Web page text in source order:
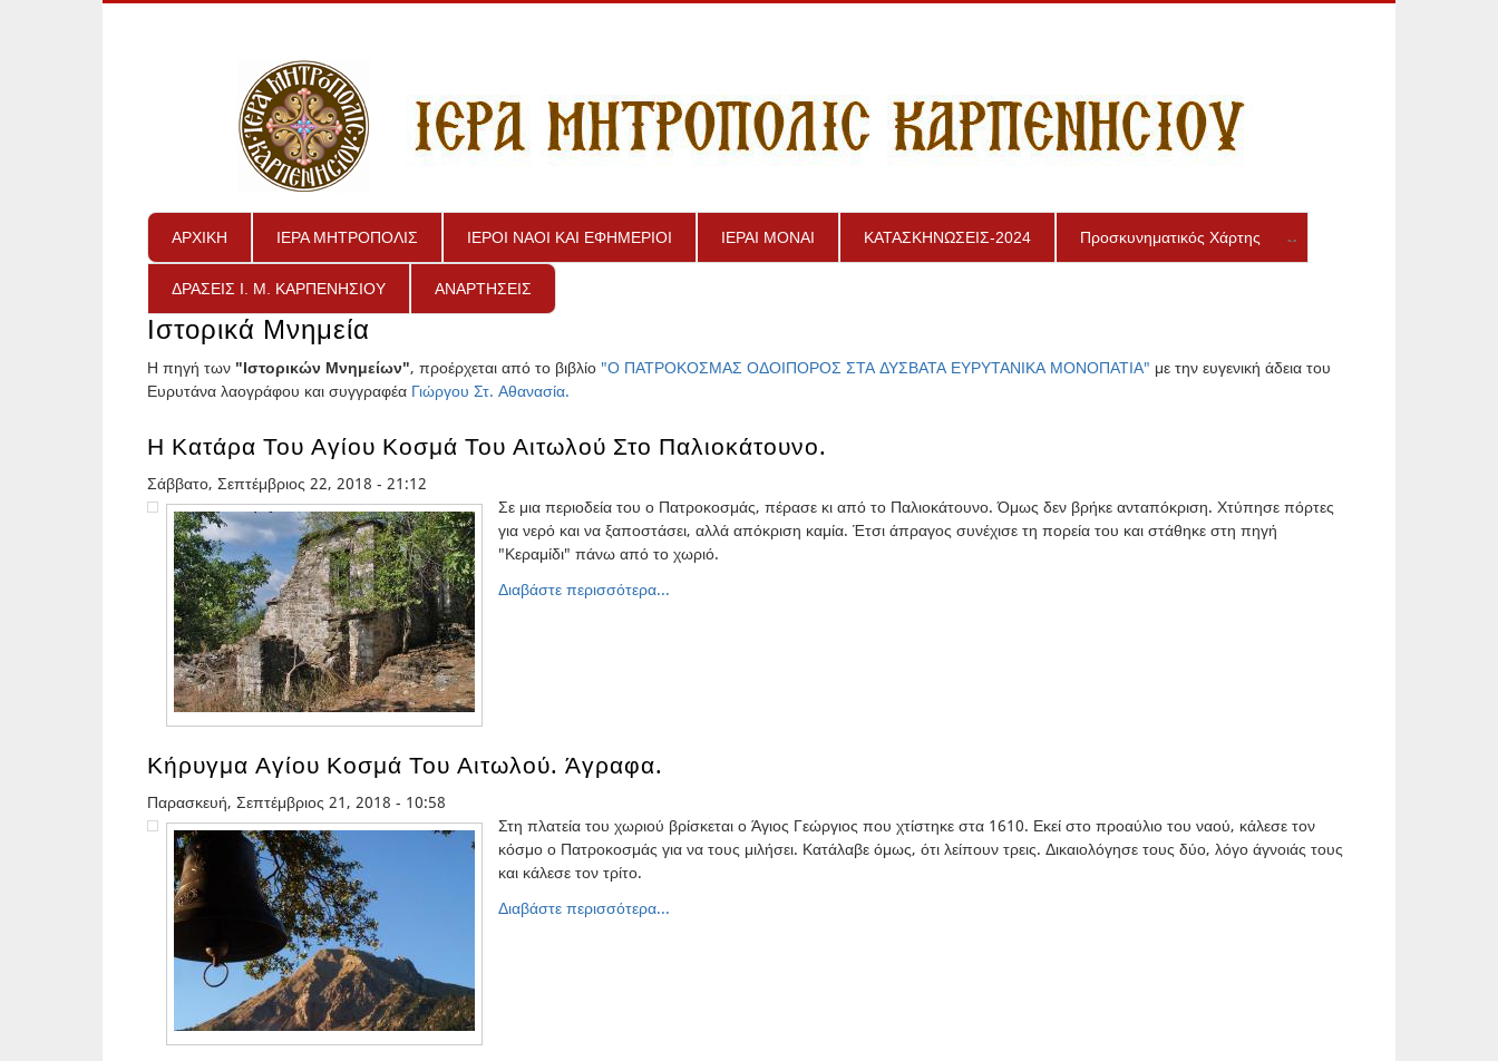
ΑΡΧΙΚΗ ΙΕΡΑ ΜΗΤΡΟΠΟΛΙΣ ΙΕΡΟΙ ΝΑΟΙ ΚΑΙ ΕΦΗΜΕΡΙΟΙ ΙΕΡΑΙ ΜΟΝΑΙ ΚΑΤΑΣΚΗΝΩΣΕΙΣ-2024 Προσκυνηματικός Χάρτης
ΔΡΑΣΕΙΣ Ι. Μ. ΚΑΡΠΕΝΗΣΙΟΥ ΑΝΑΡΤΗΣΕΙΣ
Ιστορικά Μνημεία
Η πηγή των "Ιστορικών Μνημείων", προέρχεται από το βιβλίο "Ο ΠΑΤΡΟΚΟΣΜΑΣ ΟΔΟΙΠΟΡΟΣ ΣΤΑ ΔΥΣΒΑΤΑ ΕΥΡΥΤΑΝΙΚΑ ΜΟΝΟΠΑΤΙΑ" με την ευγενική άδεια του
Ευρυτάνα λαογράφου και συγγραφέα Γιώργου Στ. Αθανασία.
Η Κατάρα Του Αγίου Κοσμά Του Αιτωλού Στο Παλιοκάτουνο.
Σάββατο, Σεπτέμβριος 22, 2018 - 21:12
Σε μια περιοδεία του ο Πατροκοσμάς, πέρασε κι από το Παλιοκάτουνο. Όμως δεν βρήκε ανταπόκριση. Χτύπησε πόρτες
για νερό και να ξαποστάσει, αλλά απόκριση καμία. Έτσι άπραγος συνέχισε τη πορεία του και στάθηκε στη πηγή
"Κεραμίδι" πάνω από το χωριό.
Διαβάστε περισσότερα...
Κήρυγμα Αγίου Κοσμά Του Αιτωλού. Άγραφα.
Παρασκευή, Σεπτέμβριος 21, 2018 - 10:58
Στη πλατεία του χωριού βρίσκεται ο Άγιος Γεώργιος που χτίστηκε στα 1610. Εκεί στο προαύλιο του ναού, κάλεσε τον
κόσμο ο Πατροκοσμάς για να τους μιλήσει. Κατάλαβε όμως, ότι λείπουν τρεις. Δικαιολόγησε τους δύο, λόγο άγνοιάς τους
και κάλεσε τον τρίτο.
Διαβάστε περισσότερα...
Σελίδες